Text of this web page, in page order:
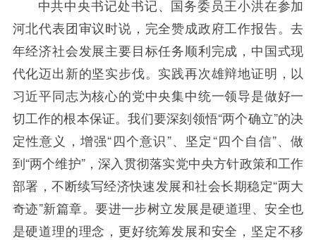
中共中央书记处书记、国务委员王小洪在参加
河北代表团审议时说，完全赞成政府工作报告。去
年经济社会发展主要目标任务顺利完成，中国式现
代化迈出新的坚实步伐。实践再次雄辩地证明，以
习近平同志为核心的党中央集中统一领导是做好一
切工作的根本保证。我们要深刻领悟“两个确立”的决
定性意义，增强“四个意识”、坚定“四个自信”、做
到“两个维护”，深入贯彻落实党中央方针政策和工作
部署，不断续写经济快速发展和社会长期稳定“两大
奇迹”新篇章。要进一步树立发展是硬道理、安全也
是硬道理的理念，更好统筹发展和安全，坚定不移